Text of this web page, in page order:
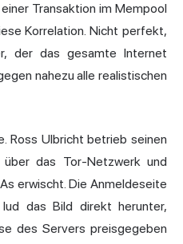
Transaktion im Mempool
Korrelation. Nicht perfekt,
der das gesamte Internet
nahezu alle realistischen
Ross Ulbricht betrieb seinen
das Tor-Netzwerk und
erwischt. Die Anmeldeseite
das Bild direkt herunter,
des Servers preisgegeben